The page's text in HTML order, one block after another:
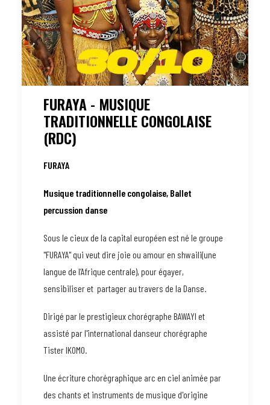
FURAYA - MUSIQUE
TRADITIONNELLE CONGOLAISE
(RDC)
FURAYA
Musique traditionnelle congolaise, Ballet
percussion danse
Sous le cieux de la capital européen est né le groupe
"FURAYA" qui veut dire joie ou amour en shwaili(une
langue de l’Afrique centrale), pour égayer,
sensibiliser et partager au travers de la Danse.
Dirigé par le prestigieux chorégraphe BAWAYI et
assisté par l'international danseur chorégraphe
Tister IKOMO.
Une écriture chorégraphique arc en ciel animée par
des chants et instruments de musique d'origine